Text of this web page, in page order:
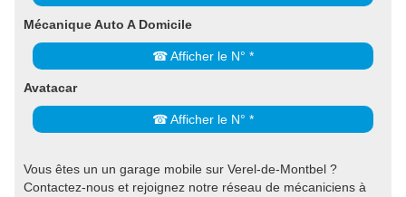
Mécanique Auto A Domicile
☎ Afficher le N° *
Avatacar
☎ Afficher le N° *
Vous êtes un un garage mobile sur Verel-de-Montbel ?
Contactez-nous et rejoignez notre réseau de mécaniciens à